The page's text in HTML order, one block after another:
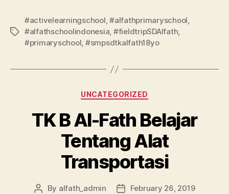
#activelearningschool,#alfathprimaryschool,
#alfathschoolindonesia, #fieldtripSDAlfath,
#primaryschool, #smpsdtkalfath18yo
UNCATEGORIZED
TK B Al-Fath Belajar
Tentang Alat
Transportasi
By alfath_admin
February 26, 2019